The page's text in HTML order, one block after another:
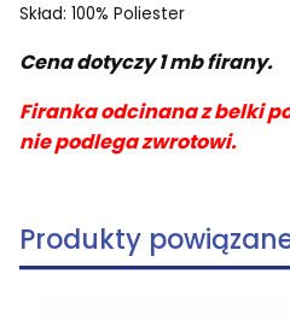
Skład: 100% Poliester
Cena dotyczy 1 mb firany.
Firanka odcinana z belki
nie podlega zwrotowi.
Produkty